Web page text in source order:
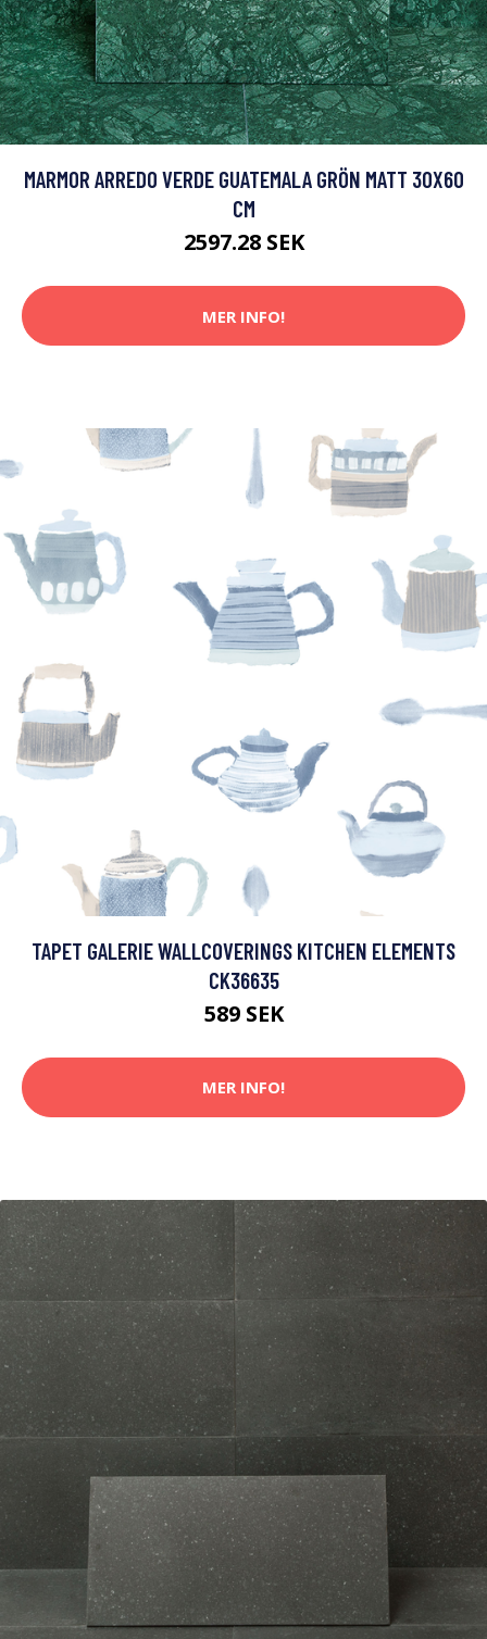
MARMOR ARREDO VERDE GUATEMALA GRÖN MATT 30X60
CM
2597.28 SEK
MER INFO!
TAPET GALERIE WALLCOVERINGS KITCHEN ELEMENTS
CK36635
589 SEK
MER INFO!